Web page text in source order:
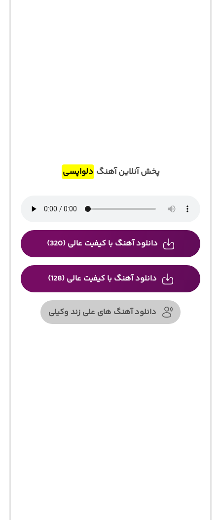
پخش آنلاین آهنگ دلواپسی
دانلود آهنگ با کیفیت عالی (320)
دانلود آهنگ با کیفیت عالی (128)
دانلود آهنگ های علی زند وکیلی